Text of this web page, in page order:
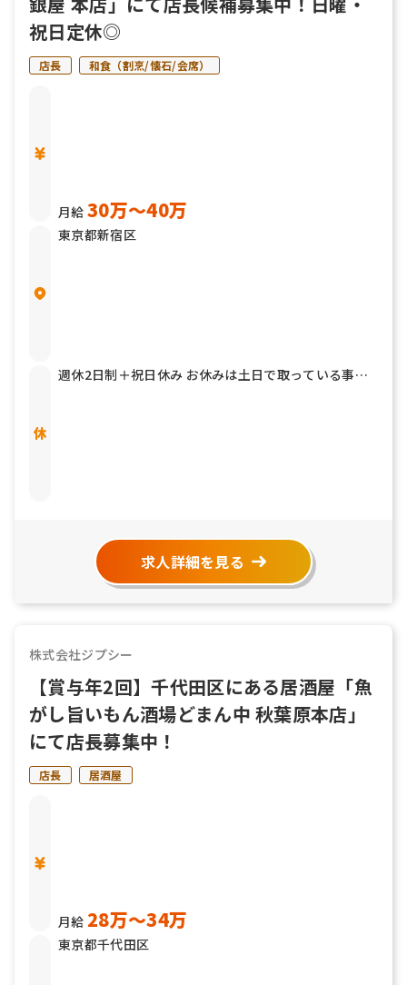
祝日定休◎
店長 和食（割烹/懐石/会席）
月給 30万〜40万
東京都新宿区
週休2日制＋祝日休み お休みは土日で取っている事が
求人詳細を見る
株式会社ジプシー
【賞与年2回】千代田区にある居酒屋「魚
がし旨いもん酒場どまん中 秋葉原本店」
にて店長募集中！
店長 居酒屋
月給 28万〜34万
東京都千代田区